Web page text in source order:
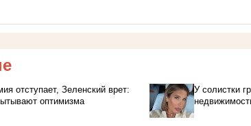
отступает, Зеленский врет:
оптимизма
У солистки